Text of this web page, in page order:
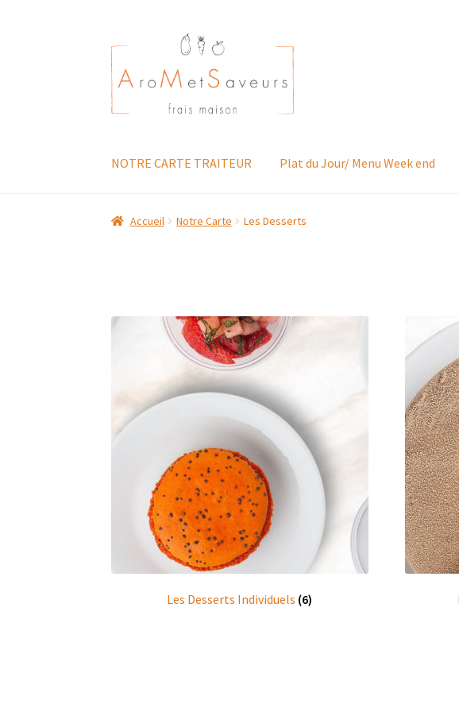
Aller
à
la
navigation
Aller
au
contenu
NOTRE CARTE TRAITEUR Plat du Jour/ Menu Week end
Accueil Notre Carte Les Desserts
Les Desserts Individuels (6)